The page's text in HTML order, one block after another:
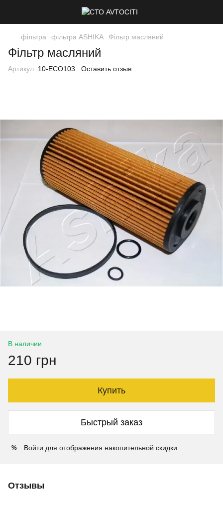
фільтра фільтра ASHIKA Фільтр масляний
Фільтр масляний
Артикул: 10-ECO103 Оставить отзыв
В наличии
210 грн
Купить
Быстрый заказ
% Войти для отображения накопительной скидки
Отзывы